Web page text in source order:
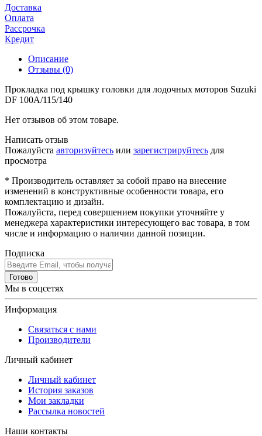
Доставка
Оплата
Рассрочка
Кредит
Описание
Отзывы (0)
Прокладка под крышку головки для лодочных моторов Suzuki
DF 100A/115/140
Нет отзывов об этом товаре.
Написать отзыв
Пожалуйста авторизуйтесь или зарегистрируйтесь для
просмотра
* Производитель оставляет за собой право на внесение
изменений в конструктивные особенности товара, его
комплектацию и дизайн.
Пожалуйста, перед совершением покупки уточняйте у
менеджера характеристики интересующего вас товара, в том
числе и информацию о наличии данной позиции.
Подписка
Готово
Мы в соцсетях
Информация
Связаться с нами
Производители
Личный кабинет
Личный кабинет
История заказов
Мои закладки
Рассылка новостей
Наши контакты